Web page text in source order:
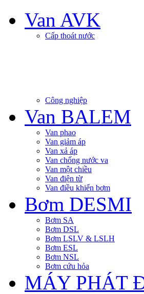
Van AVK
Cấp thoát nước
Công nghiệp
Van BALEM
Van phao
Van giảm áp
Van xả áp
Van chống nước va
Van một chiều
Van điện từ
Van điều khiển bơm
Bơm DESMI
Bơm SA
Bơm DSL
Bơm LSLV & LSLH
Bơm ESL
Bơm NSL
Bơm cứu hỏa
MÁY PHÁT